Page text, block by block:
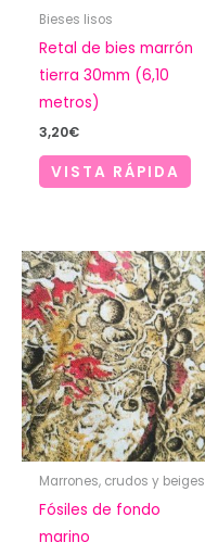
Bieses lisos
Retal de bies marrón
tierra 30mm (6,10
metros)
3,20€
VISTA RÁPIDA
Marrones, crudos y beiges
Fósiles de fondo
marino